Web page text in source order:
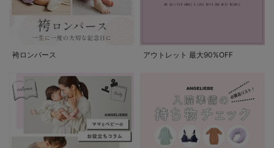
袴ロンパース アウトレット 最大90%OFF